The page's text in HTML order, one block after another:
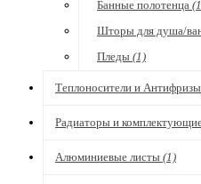
Банные полотенца
Шторы для душа/
Пледы (1)
Теплоносители и Антифризы
Радиаторы и
Алюминиевые листы (1)